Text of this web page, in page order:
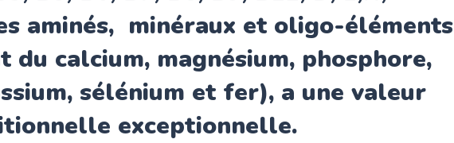
aminés, minéraux et oligo-éléments
du calcium, magnésium, phosphore,
sélénium et fer), a une valeur
exceptionnelle.